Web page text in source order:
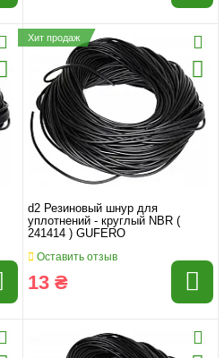
Хит продаж
d2 Резиновый шнур для
уплотнений - круглый NBR (
241414 ) GUFERO
Оставить отзыв
13 ₴